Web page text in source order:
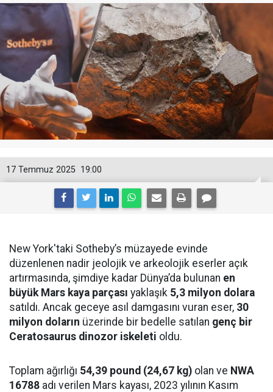
19:00
17 Temmuz 2025
New York'taki Sotheby’s müzayede evinde
düzenlenen nadir jeolojik ve arkeolojik eserler açık
artırmasında, şimdiye kadar Dünya’da bulunan en
büyük Mars kaya parçası yaklaşık 5,3 milyon dolara
satıldı. Ancak geceye asıl damgasını vuran eser, 30
milyon doların üzerinde bir bedelle satılan genç bir
Ceratosaurus dinozor iskeleti oldu.
Toplam ağırlığı 54,39 pound (24,67 kg) olan ve NWA
16788 adı verilen Mars kayası, 2023 yılının Kasım